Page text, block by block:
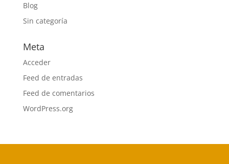
Blog
Sin categoría
Meta
Acceder
Feed de entradas
Feed de comentarios
WordPress.org